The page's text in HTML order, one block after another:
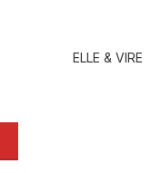
ELLE & VIRE